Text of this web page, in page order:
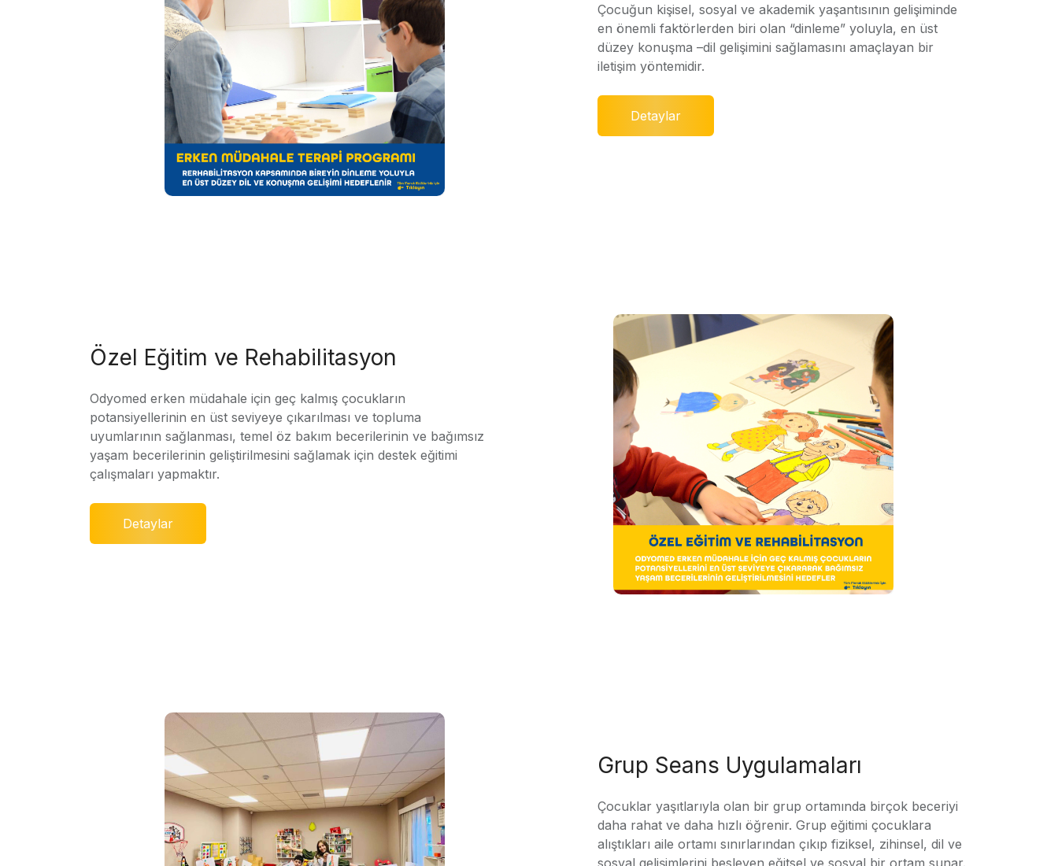
Çocuğun kişisel, sosyal ve akademik yaşantısının gelişiminde
en önemli faktörlerden biri olan “dinleme” yoluyla, en üst
düzey konuşma –dil gelişimini sağlamasını amaçlayan bir
iletişim yöntemidir.
Detaylar
Özel Eğitim ve Rehabilitasyon
Odyomed erken müdahale için geç kalmış çocukların
potansiyellerinin en üst seviyeye çıkarılması ve topluma
uyumlarının sağlanması, temel öz bakım becerilerinin ve bağımsız
yaşam becerilerinin geliştirilmesini sağlamak için destek eğitimi
çalışmaları yapmaktır.
Detaylar
Grup Seans Uygulamaları
Çocuklar yaşıtlarıyla olan bir grup ortamında birçok beceriyi
daha rahat ve daha hızlı öğrenir. Grup eğitimi çocuklara
alıştıkları aile ortamı sınırlarından çıkıp fiziksel, zihinsel, dil ve
sosyal gelişimlerini besleyen eğitsel ve sosyal bir ortam sunar.